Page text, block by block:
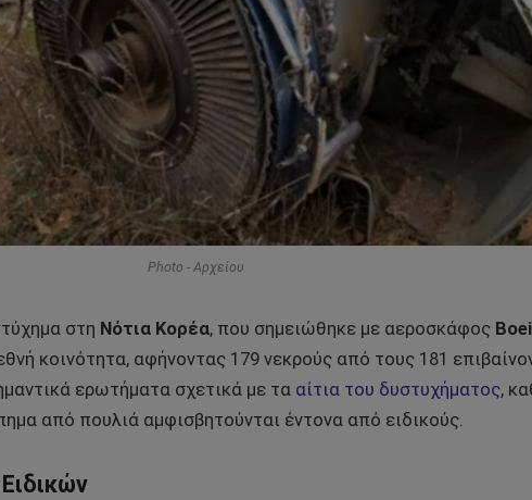
Photo - Αρχείου
στη Νότια Κορέα, που σημειώθηκε με αεροσκάφος
κοινότητα, αφήνοντας 179 νεκρούς από τους 181
ερωτήματα σχετικά με τα αίτια του δυστυχήματος,
από πουλιά αμφισβητούνται έντονα από ειδικούς.